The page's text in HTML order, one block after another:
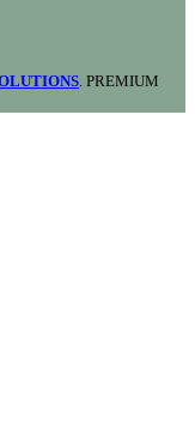
. PREMIUM